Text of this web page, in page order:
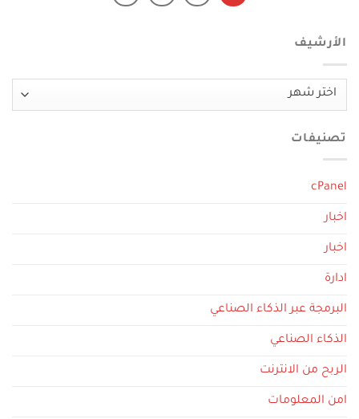
الأرشيف
الأرشيف
تصنيفات
cPanel
اخبار
اخبار
ادارة
البرمجة عبر الذكاء الصناعي
الذكاء الصناعي
الربح من الانترنت
امن المعلومات